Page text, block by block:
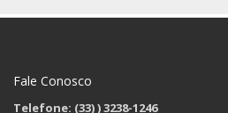
Fale Conosco
Telefone: (33)) 3238-1246